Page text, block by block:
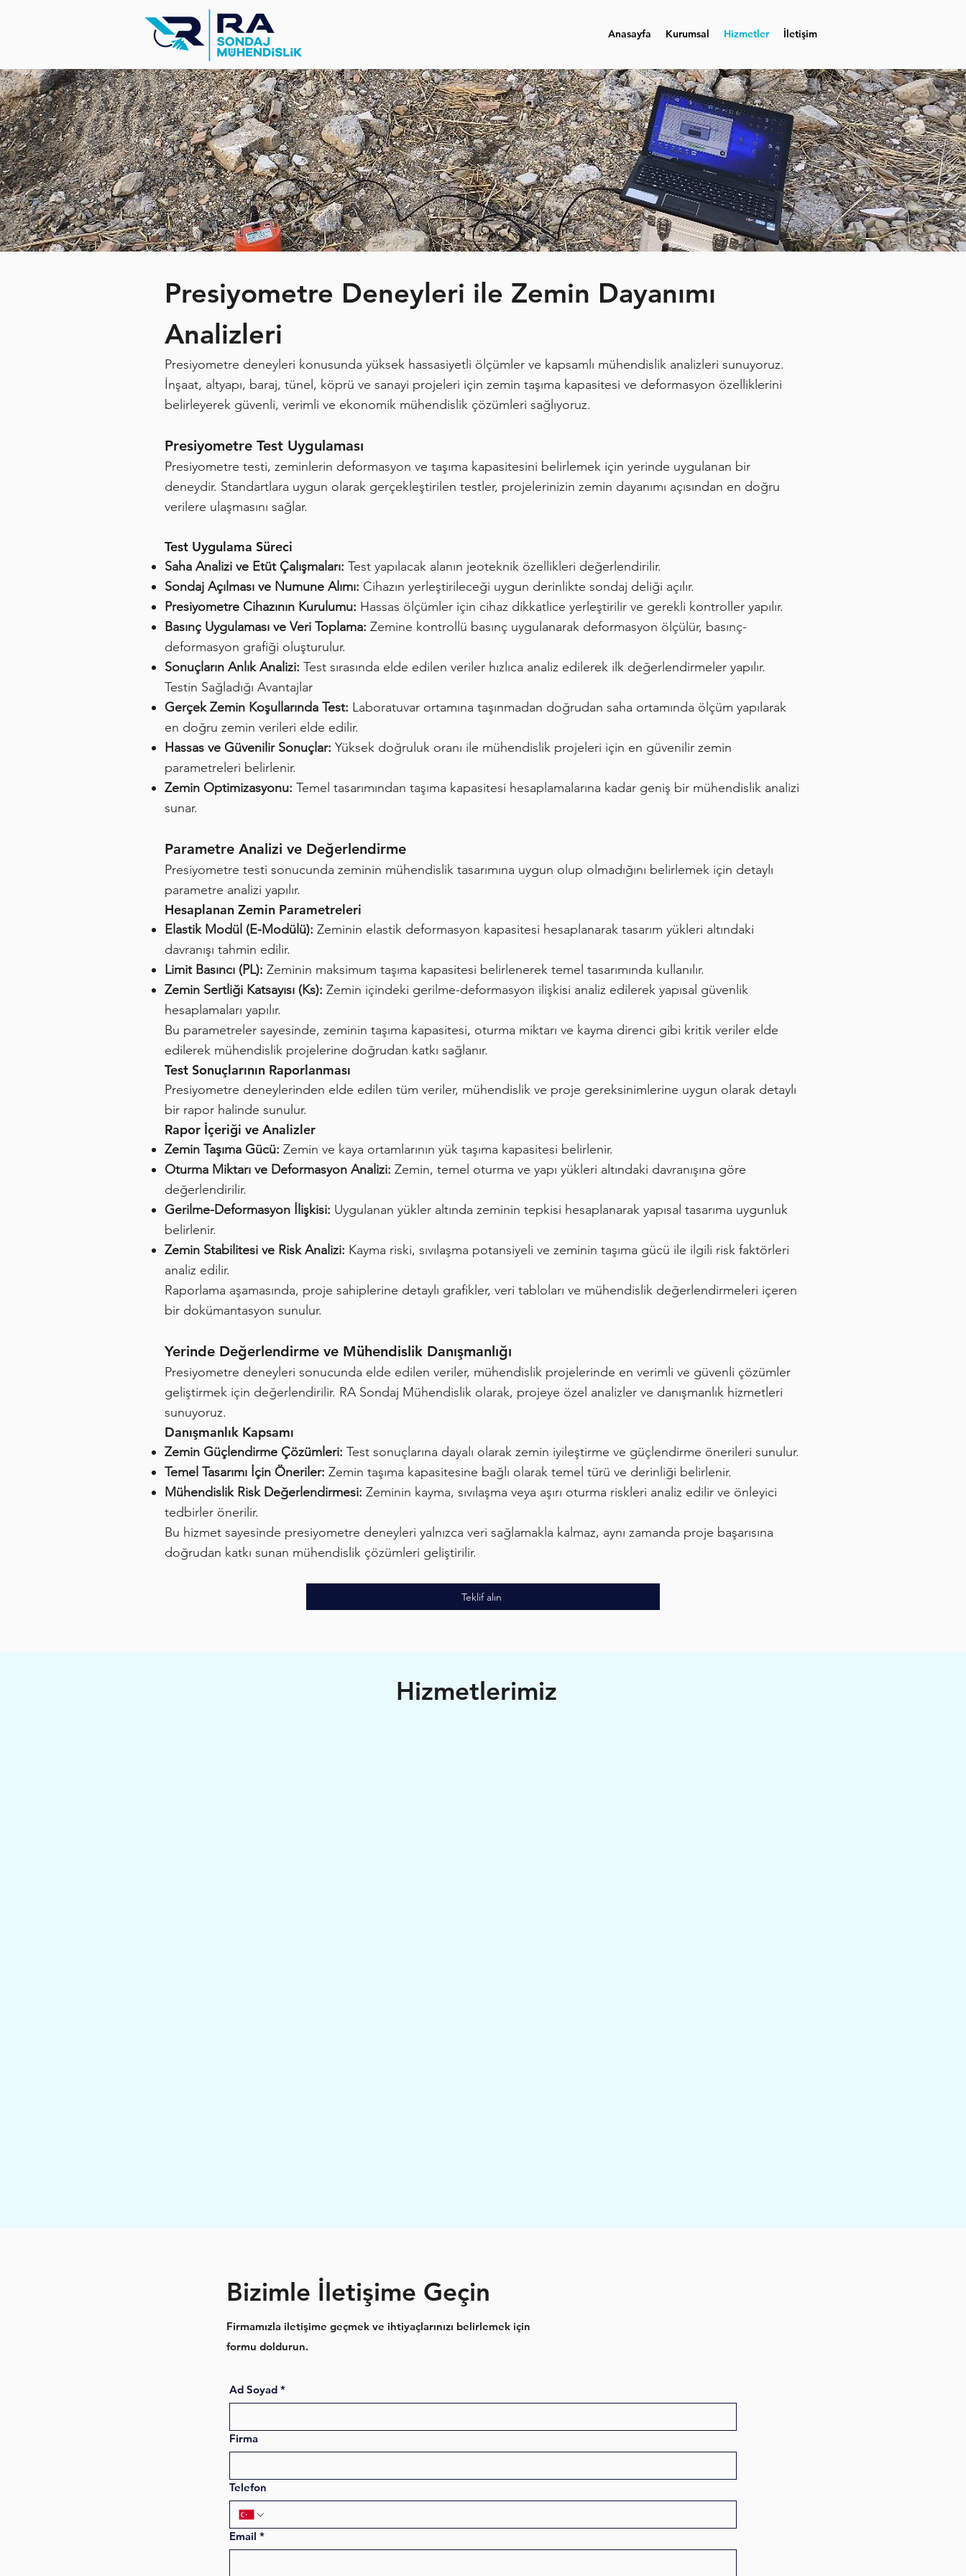
Anasayfa Kurumsal Hizmetler İletişim
Presiyometre Deneyleri ile Zemin Dayanımı
Analizleri
Presiyometre deneyleri konusunda yüksek hassasiyetli ölçümler ve kapsamlı mühendislik analizleri sunuyoruz.
İnşaat, altyapı, baraj, tünel, köprü ve sanayi projeleri için zemin taşıma kapasitesi ve deformasyon özelliklerini
belirleyerek güvenli, verimli ve ekonomik mühendislik çözümleri sağlıyoruz.
Presiyometre Test Uygulaması
Presiyometre testi, zeminlerin deformasyon ve taşıma kapasitesini belirlemek için yerinde uygulanan bir
deneydir. Standartlara uygun olarak gerçekleştirilen testler, projelerinizin zemin dayanımı açısından en doğru
verilere ulaşmasını sağlar.
Test Uygulama Süreci
Saha Analizi ve Etüt Çalışmaları: Test yapılacak alanın jeoteknik özellikleri değerlendirilir.
Sondaj Açılması ve Numune Alımı: Cihazın yerleştirileceği uygun derinlikte sondaj deliği açılır.
Presiyometre Cihazının Kurulumu: Hassas ölçümler için cihaz dikkatlice yerleştirilir ve gerekli kontroller yapılır.
Basınç Uygulaması ve Veri Toplama: Zemine kontrollü basınç uygulanarak deformasyon ölçülür, basınç-
deformasyon grafiği oluşturulur.
Sonuçların Anlık Analizi: Test sırasında elde edilen veriler hızlıca analiz edilerek ilk değerlendirmeler yapılır.
Testin Sağladığı Avantajlar
Gerçek Zemin Koşullarında Test: Laboratuvar ortamına taşınmadan doğrudan saha ortamında ölçüm yapılarak
en doğru zemin verileri elde edilir.
Hassas ve Güvenilir Sonuçlar: Yüksek doğruluk oranı ile mühendislik projeleri için en güvenilir zemin
parametreleri belirlenir.
Zemin Optimizasyonu: Temel tasarımından taşıma kapasitesi hesaplamalarına kadar geniş bir mühendislik analizi
sunar.
Parametre Analizi ve Değerlendirme
Presiyometre testi sonucunda zeminin mühendislik tasarımına uygun olup olmadığını belirlemek için detaylı
parametre analizi yapılır.
Hesaplanan Zemin Parametreleri
Elastik Modül (E-Modülü): Zeminin elastik deformasyon kapasitesi hesaplanarak tasarım yükleri altındaki
davranışı tahmin edilir.
Limit Basıncı (PL): Zeminin maksimum taşıma kapasitesi belirlenerek temel tasarımında kullanılır.
Zemin Sertliği Katsayısı (Ks): Zemin içindeki gerilme-deformasyon ilişkisi analiz edilerek yapısal güvenlik
hesaplamaları yapılır.
Bu parametreler sayesinde, zeminin taşıma kapasitesi, oturma miktarı ve kayma direnci gibi kritik veriler elde
edilerek mühendislik projelerine doğrudan katkı sağlanır.
Test Sonuçlarının Raporlanması
Presiyometre deneylerinden elde edilen tüm veriler, mühendislik ve proje gereksinimlerine uygun olarak detaylı
bir rapor halinde sunulur.
Rapor İçeriği ve Analizler
Zemin Taşıma Gücü: Zemin ve kaya ortamlarının yük taşıma kapasitesi belirlenir.
Oturma Miktarı ve Deformasyon Analizi: Zemin, temel oturma ve yapı yükleri altındaki davranışına göre
değerlendirilir.
Gerilme-Deformasyon İlişkisi: Uygulanan yükler altında zeminin tepkisi hesaplanarak yapısal tasarıma uygunluk
belirlenir.
Zemin Stabilitesi ve Risk Analizi: Kayma riski, sıvılaşma potansiyeli ve zeminin taşıma gücü ile ilgili risk faktörleri
analiz edilir.
Raporlama aşamasında, proje sahiplerine detaylı grafikler, veri tabloları ve mühendislik değerlendirmeleri içeren
bir dokümantasyon sunulur.
Yerinde Değerlendirme ve Mühendislik Danışmanlığı
Presiyometre deneyleri sonucunda elde edilen veriler, mühendislik projelerinde en verimli ve güvenli çözümler
geliştirmek için değerlendirilir. RA Sondaj Mühendislik olarak, projeye özel analizler ve danışmanlık hizmetleri
sunuyoruz.
Danışmanlık Kapsamı
Zemin Güçlendirme Çözümleri: Test sonuçlarına dayalı olarak zemin iyileştirme ve güçlendirme önerileri sunulur.
Temel Tasarımı İçin Öneriler: Zemin taşıma kapasitesine bağlı olarak temel türü ve derinliği belirlenir.
Mühendislik Risk Değerlendirmesi: Zeminin kayma, sıvılaşma veya aşırı oturma riskleri analiz edilir ve önleyici
tedbirler önerilir.
Bu hizmet sayesinde presiyometre deneyleri yalnızca veri sağlamakla kalmaz, aynı zamanda proje başarısına
doğrudan katkı sunan mühendislik çözümleri geliştirilir.
Teklif alın
Hizmetlerimiz
Bizimle İletişime Geçin
Firmamızla iletişime geçmek ve ihtiyaçlarınızı belirlemek için
formu doldurun.
Ad Soyad *
Firma
Telefon
Email *